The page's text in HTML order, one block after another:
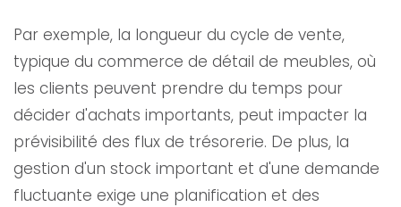
Par exemple, la longueur du cycle de vente,
typique du commerce de détail de meubles, où
les clients peuvent prendre du temps pour
décider d'achats importants, peut impacter la
prévisibilité des flux de trésorerie. De plus, la
gestion d'un stock important et d'une demande
fluctuante exige une planification et des